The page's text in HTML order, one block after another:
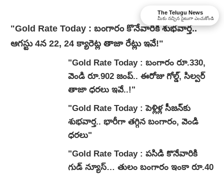
"Gold Rate Today : బంగారం కొనేవారికి శుభవార్త..
ఆగస్టు 4న 22, 24 క్యారెట్ల తాజా రేట్లు ఇవే!"
"Gold Rate Today : బంగారం రూ.330,
వెండి రూ.902 జంప్.. ఈరోజు గోల్డ్, సిల్వర్
తాజా ధరలు ఇవే..!"
"Gold Rate Today : పెళ్లిళ్ల సీజన్‌కు
శుభవార్త.. భారీగా తగ్గిన బంగారం, వెండి
ధరలు"
"Gold Rate Today : ప‌సిడి కొనేవారికి
గుడ్ న్యూస్… తులం బంగారం ఇంకా రూ.40
The Telugu News
మీకు నచ్చిన సైటుగా ఎంచుకోండి